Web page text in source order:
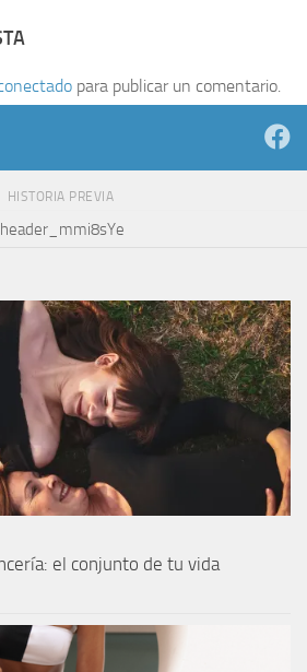
para publicar un comentario.
HISTORIA PREVIA
header_mmi8sYe
el conjunto de tu vida